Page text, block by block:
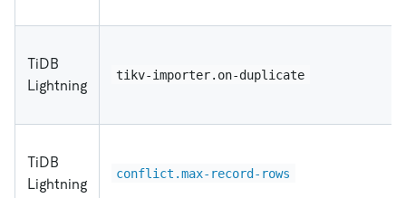
TiDB
Lightning
tikv-importer.on-duplicate
TiDB
Lightning
conflict.max-record-rows